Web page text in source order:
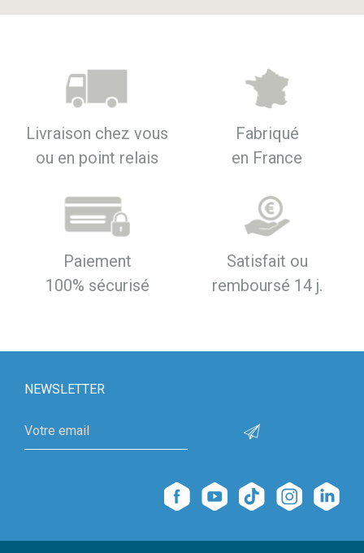
Livraison chez vous
ou en point relais
Fabriqué
en France
Paiement
100% sécurisé
Satisfait ou
remboursé 14 j.
NEWSLETTER